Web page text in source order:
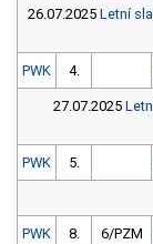
26.07.2025 Letní
PWK 4.
27.07.2025
PWK 5.
PWK 8. 6/PZM